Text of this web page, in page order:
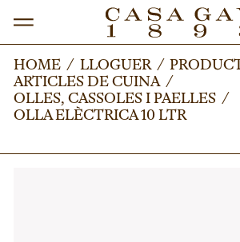
BUSCAR
HOME / LLOGUER /
ARTICLES DE CUINA /
OLLES, CASSOLES I PAELLES /
OLLA ELÈCTRICA 10 LTR
HOME / LLOGUER /
ARTICLES DE CUINA /
OLLES, CASSOLES I PAELLES /
OLLA ELÈCTRICA 10 LTR